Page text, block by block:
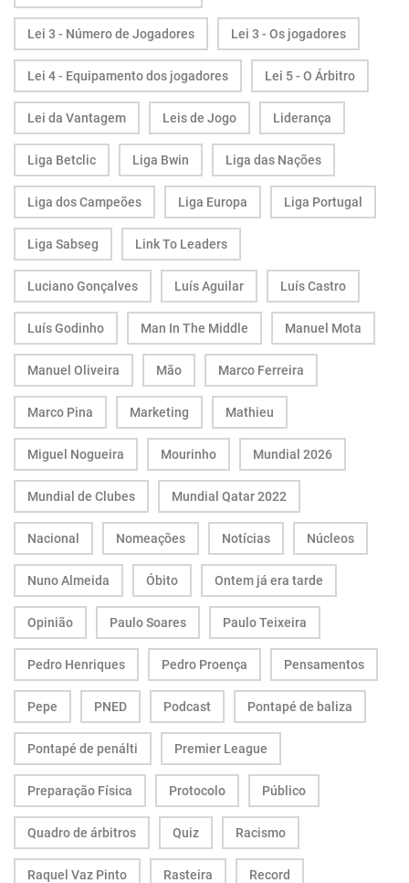
Lei 3 - Número de Jogadores Lei 3 - Os jogadores
Lei 4 - Equipamento dos jogadores Lei 5 - O Árbitro
Lei da Vantagem Leis de Jogo Liderança
Liga Betclic Liga Bwin Liga das Nações
Liga dos Campeões Liga Europa Liga Portugal
Liga Sabseg Link To Leaders
Luciano Gonçalves Luís Aguilar Luís Castro
Luís Godinho Man In The Middle Manuel Mota
Manuel Oliveira Mão Marco Ferreira
Marco Pina Marketing Mathieu
Miguel Nogueira Mourinho Mundial 2026
Mundial de Clubes Mundial Qatar 2022
Nacional Nomeações Notícias Núcleos
Nuno Almeida Óbito Ontem já era tarde
Opinião Paulo Soares Paulo Teixeira
Pedro Henriques Pedro Proença Pensamentos
Pepe PNED Podcast Pontapé de baliza
Pontapé de penálti Premier League
Preparação Física Protocolo Público
Quadro de árbitros Quiz Racismo
Raquel Vaz Pinto Rasteira Record